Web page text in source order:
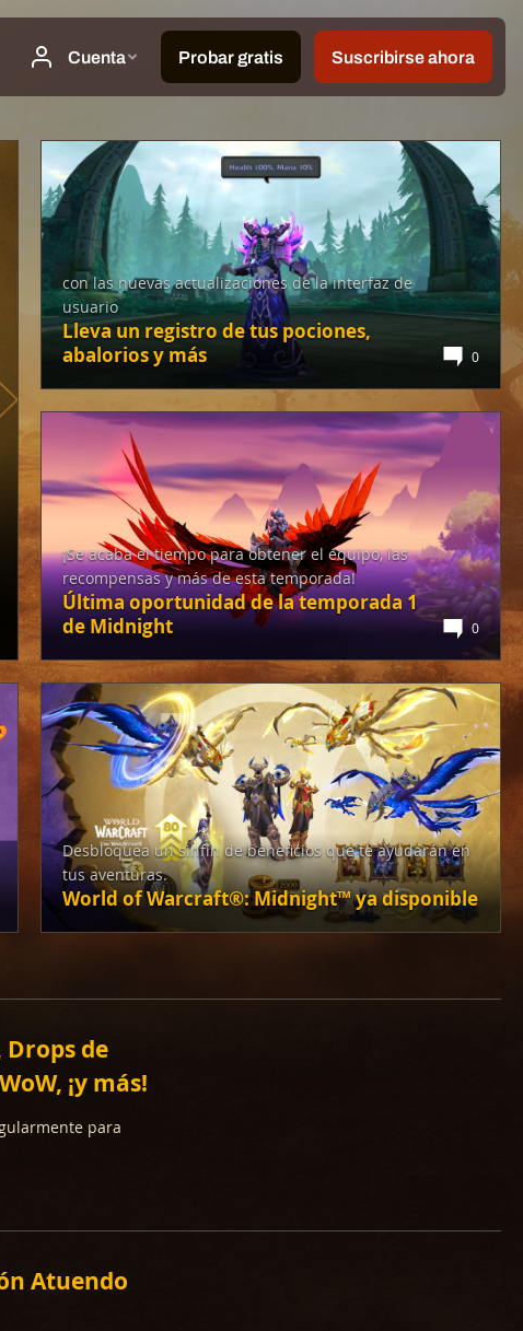
con las nuevas actualizaciones de la interfaz de
usuario
Lleva un registro de tus pociones,
abalorios y más
0
¡Se acaba el tiempo para obtener el equipo, las
recompensas y más de esta temporada!
Última oportunidad de la temporada 1
de Midnight
0
Desbloquea un sinfín de beneficios que te ayudarán en
tus aventuras.
World of Warcraft®: Midnight™ ya disponible
de
¡y más!
para
Atuendo